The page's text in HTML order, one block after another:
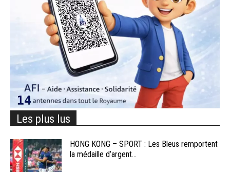
Les plus lus
HONG KONG – SPORT : Les Bleus remportent
la médaille d’argent...